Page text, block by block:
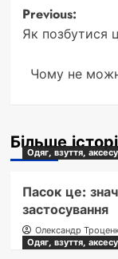
Post
Previous:
Як позбутися
Чому не
Більше
Одяг, взуття,
Пасок це:
застосування
Олександр
Одяг, взуття,